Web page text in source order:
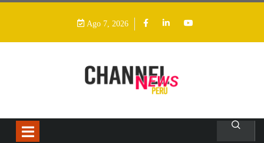
Ago 7, 2026